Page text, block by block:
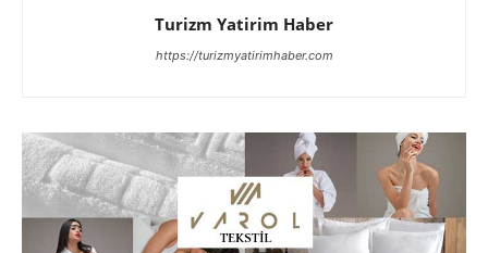
Turizm Yatirim Haber
https://turizmyatirimhaber.com